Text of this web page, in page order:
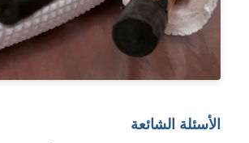
الأسئلة الشائعة